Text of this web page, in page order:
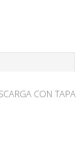
CON TAPA